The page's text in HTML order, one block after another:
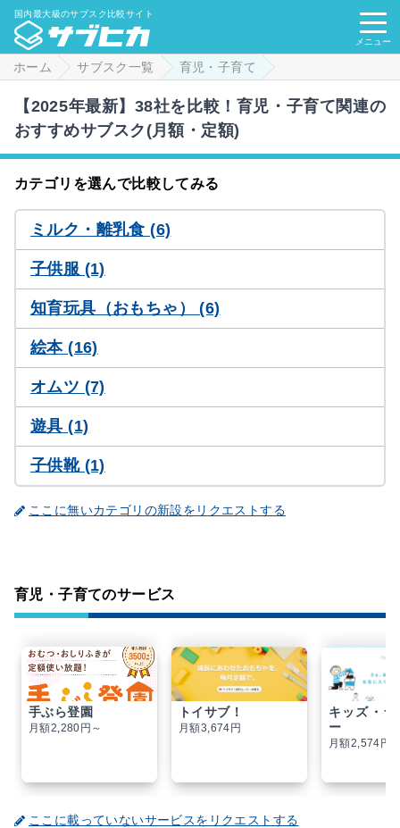
国内最大級のサブスク比較サイト
メニュー
ホーム サブスク一覧 育児・子育て
【2025年最新】38社を比較！育児・子育て関連の
おすすめサブスク(月額・定額)
カテゴリを選んで比較してみる
ミルク・離乳食 (6)
子供服 (1)
知育玩具（おもちゃ） (6)
絵本 (16)
オムツ (7)
遊具 (1)
子供靴 (1)
ここに無いカテゴリの新設をリクエストする
育児・子育てのサービス
手ぶら登園
月額2,280円～
トイサブ！
月額3,674円
キッズ・ラ
ー
月額2,574円
ここに載っていないサービスをリクエストする